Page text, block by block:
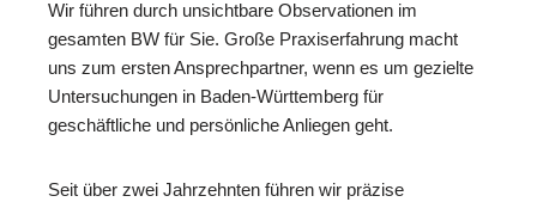
Wir führen durch unsichtbare Observationen im
gesamten BW für Sie. Große Praxiserfahrung macht
uns zum ersten Ansprechpartner, wenn es um gezielte
Untersuchungen in Baden-Württemberg für
geschäftliche und persönliche Anliegen geht.
Seit über zwei Jahrzehnten führen wir präzise